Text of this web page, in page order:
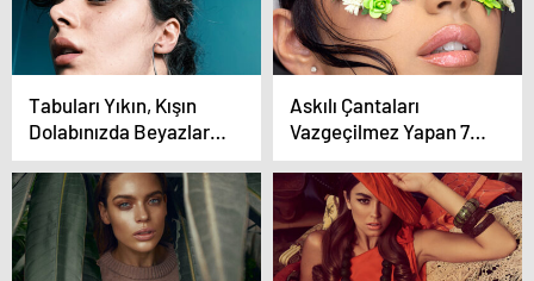
Tabuları Yıkın, Kışın
Dolabınızda Beyazlara
Yer Açın!
Askılı Çantaları
Vazgeçilmez Yapan 7
Özellik